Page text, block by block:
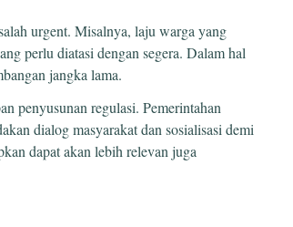
urgent. Misalnya, laju warga yang
perlu diatasi dengan segera. Dalam hal
jangka lama.
penyusunan regulasi. Pemerintahan
dialog masyarakat dan sosialisasi demi
dapat akan lebih relevan juga